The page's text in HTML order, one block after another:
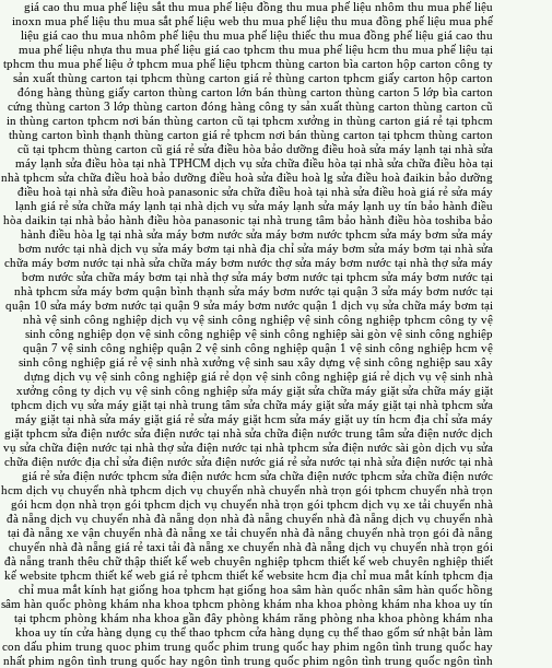
giá cao thu mua phế liệu sắt thu mua phế liệu đồng thu mua phế liệu nhôm thu mua phế liệu
inoxn mua phế liệu thu mua sắt phế liệu web thu mua phế liệu thu mua đồng phế liệu mua phế
liệu giá cao thu mua nhôm phế liệu thu mua phế liệu thiếc thu mua đồng phế liệu giá cao thu
mua phế liệu nhựa thu mua phế liệu giá cao tphcm thu mua phế liệu hcm thu mua phế liệu tại
tphcm thu mua phế liệu ở tphcm mua phế liệu tphcm thùng carton bìa carton hộp carton công ty
sản xuất thùng carton tại tphcm thùng carton giá rẻ thùng carton tphcm giấy carton hộp carton
đóng hàng thùng giấy carton thùng carton lớn bán thùng carton thùng carton 5 lớp bìa carton
cứng thùng carton 3 lớp thùng carton đóng hàng công ty sản xuất thùng carton thùng carton cũ
in thùng carton tphcm nơi bán thùng carton cũ tại tphcm xưởng in thùng carton giá rẻ tại tphcm
thùng carton bình thạnh thùng carton giá rẻ tphcm nơi bán thùng carton tại tphcm thùng carton
cũ tại tphcm thùng carton cũ giá rẻ sửa điều hòa bảo dưỡng điều hoà sửa máy lạnh tại nhà sửa
máy lạnh sửa điều hòa tại nhà TPHCM dịch vụ sửa chữa điều hòa tại nhà sửa chữa điều hòa tại
nhà tphcm sửa chữa điều hoà bảo dưỡng điều hoà sửa điều hoà lg sửa điều hoà đaikin bảo dưỡng
điều hoà tại nhà sửa điều hoà panasonic sửa chữa điều hoà tại nhà sửa điều hoà giá rẻ sửa máy
lạnh giá rẻ sửa chữa máy lạnh tại nhà dịch vụ sửa máy lạnh sửa máy lạnh uy tín bảo hành điều
hòa daikin tại nhà bảo hành điều hòa panasonic tại nhà trung tâm bảo hành điều hòa toshiba bảo
hành điều hòa lg tại nhà sửa máy bơm nước sửa máy bơm nước tphcm sửa máy bơm sửa máy
bơm nước tại nhà dịch vụ sửa máy bơm tại nhà địa chỉ sửa máy bơm sửa máy bơm tại nhà sửa
chữa máy bơm nước tại nhà sửa chữa máy bơm nước thợ sửa máy bơm nước tại nhà thợ sửa máy
bơm nước sửa chữa máy bơm tại nhà thợ sửa máy bơm nước tại tphcm sửa máy bơm nước tại
nhà tphcm sửa máy bơm quận bình thạnh sửa máy bơm nước tại quận 3 sửa máy bơm nước tại
quận 10 sửa máy bơm nước tại quận 9 sửa máy bơm nước quận 1 dịch vụ sửa chữa máy bơm tại
nhà vệ sinh công nghiệp dịch vụ vệ sinh công nghiệp vệ sinh công nghiệp tphcm công ty vệ
sinh công nghiệp dọn vệ sinh công nghiệp vệ sinh công nghiệp sài gòn vệ sinh công nghiệp
quận 7 vệ sinh công nghiệp quận 2 vệ sinh công nghiệp quận 1 vệ sinh công nghiệp hcm vệ
sinh công nghiệp giá rẻ vệ sinh nhà xưởng vệ sinh sau xây dựng vệ sinh công nghiệp sau xây
dựng dịch vụ vệ sinh công nghiệp giá rẻ dọn vệ sinh công nghiệp giá rẻ dịch vụ vệ sinh nhà
xưởng công ty dịch vụ vệ sinh công nghiệp sửa máy giặt sửa chữa máy giặt sửa chữa máy giặt
tphcm dịch vụ sửa máy giặt tại nhà trung tâm sửa chữa máy giặt sửa máy giặt tại nhà tphcm sửa
máy giặt tại nhà sửa máy giặt giá rẻ sửa máy giặt hcm sửa máy giặt uy tín hcm địa chỉ sửa máy
giặt tphcm sửa điện nước sửa điện nước tại nhà sửa chữa điện nước trung tâm sửa điện nước dịch
vụ sửa chữa điện nước tại nhà thợ sửa điện nước tại nhà tphcm sửa điện nước sài gòn dịch vụ sửa
chữa điện nước địa chỉ sửa điện nước sửa điện nước giá rẻ sửa nước tại nhà sửa điện nước tại nhà
giá rẻ sửa điện nước tphcm sửa điện nước hcm sửa chữa điện nước tphcm sửa chữa điện nước
hcm dịch vụ chuyển nhà tphcm dịch vụ chuyển nhà chuyển nhà trọn gói tphcm chuyển nhà trọn
gói hcm dọn nhà trọn gói tphcm dịch vụ chuyển nhà trọn gói tphcm dịch vụ xe tải chuyển nhà
đà nẵng dịch vụ chuyển nhà đà nẵng dọn nhà đà nẵng chuyển nhà đà nẵng dịch vụ chuyển nhà
tại đà nẵng xe vận chuyển nhà đà nẵng xe tải chuyển nhà đà nẵng chuyển nhà trọn gói đà nẵng
chuyển nhà đà nẵng giá rẻ taxi tải đà nẵng xe chuyển nhà đà nẵng dịch vụ chuyển nhà trọn gói
đà nẵng tranh thêu chữ thập thiết kế web chuyên nghiệp tphcm thiết kế web chuyên nghiệp thiết
kế website tphcm thiết kế web giá rẻ tphcm thiết kế website hcm địa chỉ mua mắt kính tphcm địa
chỉ mua mắt kính hạt giống hoa tphcm hạt giống hoa sâm hàn quốc nhân sâm hàn quốc hồng
sâm hàn quốc phòng khám nha khoa tphcm phòng khám nha khoa phòng khám nha khoa uy tín
tại tphcm phòng khám nha khoa gần đây phòng khám răng phòng nha khoa phòng khám nha
khoa uy tín cửa hàng dụng cụ thể thao tphcm cửa hàng dụng cụ thể thao gốm sứ nhật bản làm
con dấu phim trung quoc phim trung quốc phim trung quốc hay phim ngôn tình trung quốc hay
nhất phim ngôn tình trung quốc hay ngôn tình trung quốc phim ngôn tình trung quốc ngôn tình